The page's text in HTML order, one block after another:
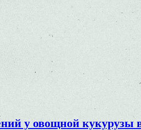
у овощной кукурузы